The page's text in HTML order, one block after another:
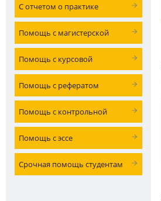
С отчетом о практике
Помощь с магистерской
Помощь с курсовой
Помощь с рефератом
Помощь с контрольной
Помощь с эссе
Срочная помощь студентам